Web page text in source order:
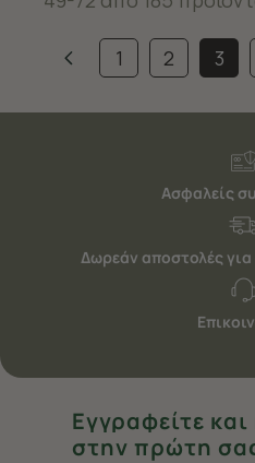
1 2 3
Ασφαλείς
Δωρεάν αποστολές
Εγγραφείτε και
στην πρώτη